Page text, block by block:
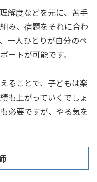
解度などを元に、苦手
み、宿題をそれに合わ
一人ひとりが自分のペ
ートが可能です。
ることで、子どもは楽
も上がっていくでしょ
必要ですが、やる気を